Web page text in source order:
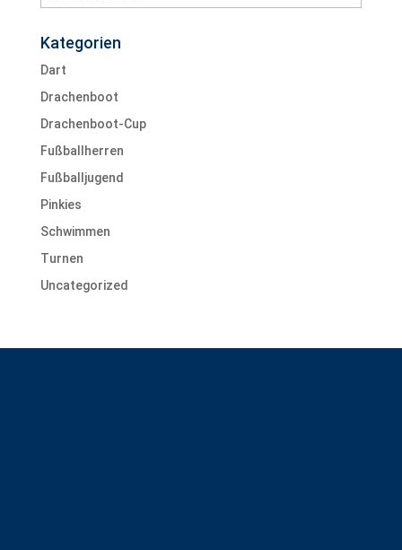
Kategorien
Dart
Drachenboot
Drachenboot-Cup
Fußballherren
Fußballjugend
Pinkies
Schwimmen
Turnen
Uncategorized